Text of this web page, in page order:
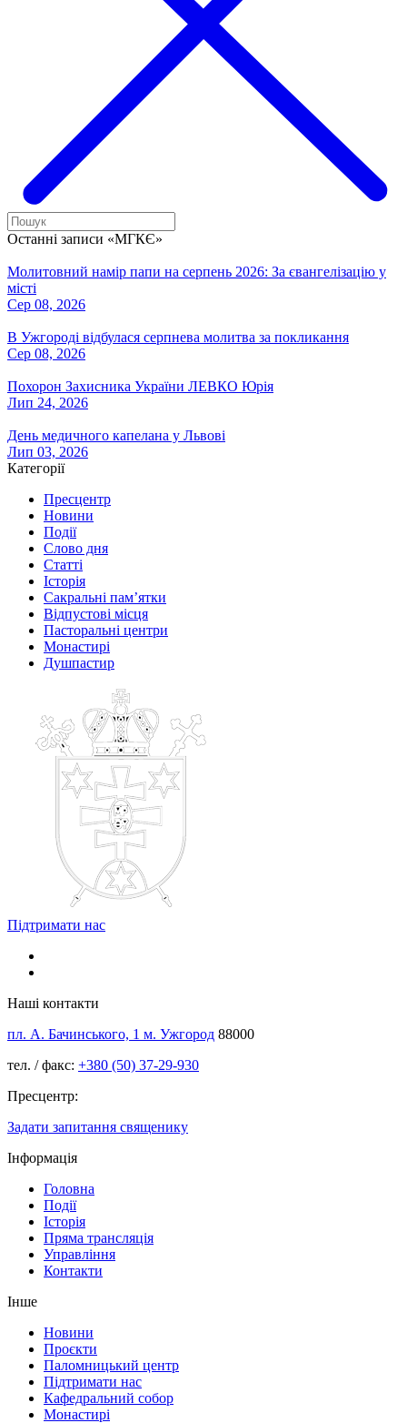
Останні записи «МГКЄ»
Молитовний намір папи на серпень 2026: За євангелізацію у
місті
Сер 08, 2026
В Ужгороді відбулася серпнева молитва за покликання
Сер 08, 2026
Похорон Захисника України ЛЕВКО Юрія
Лип 24, 2026
День медичного капелана у Львові
Лип 03, 2026
Категорії
Пресцентр
Новини
Події
Слово дня
Статті
Історія
Сакральні пам’ятки
Відпустові місця
Пасторальні центри
Монастирі
Душпастир
Підтримати нас
Наші контакти
пл. А. Бачинського, 1 м. Ужгород 88000
тел. / факс: +380 (50) 37-29-930
Пресцентр:
Задати запитання священику
Інформація
Головна
Події
Історія
Пряма трансляція
Управління
Контакти
Інше
Новини
Проєкти
Паломницький центр
Підтримати нас
Кафедральний собор
Монастирі